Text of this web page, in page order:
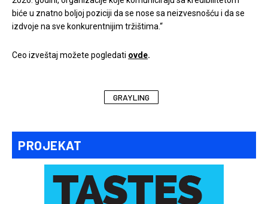
PROJEKAT
biće u znatno boljoj poziciji da se nose sa neizvesnošću i da se
izdvoje na sve konkurentnijim tržištima.“
Ceo izveštaj možete pogledati ovde.
GRAYLING